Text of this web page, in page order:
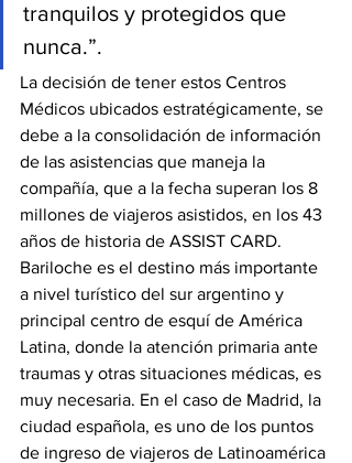
tranquilos y protegidos que
nunca.”.
La decisión de tener estos Centros
Médicos ubicados estratégicamente, se
debe a la consolidación de información
de las asistencias que maneja la
compañía, que a la fecha superan los 8
millones de viajeros asistidos, en los 43
años de historia de ASSIST CARD.
Bariloche es el destino más importante
a nivel turístico del sur argentino y
principal centro de esquí de América
Latina, donde la atención primaria ante
traumas y otras situaciones médicas, es
muy necesaria. En el caso de Madrid, la
ciudad española, es uno de los puntos
de ingreso de viajeros de Latinoamérica